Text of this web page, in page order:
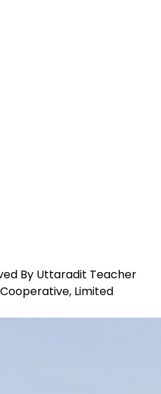
By Uttaradit Teacher
Limited